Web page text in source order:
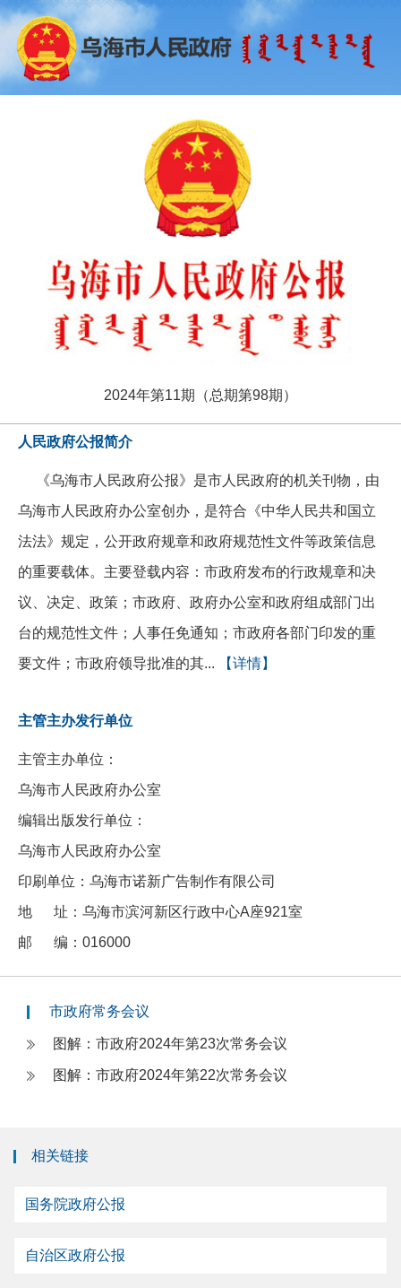
2024年第11期（总期第98期）
人民政府公报简介
《乌海市人民政府公报》是市人民政府的机关刊物，由
乌海市人民政府办公室创办，是符合《中华人民共和国立
法法》规定，公开政府规章和政府规范性文件等政策信息
的重要载体。主要登载内容：市政府发布的行政规章和决
议、决定、政策；市政府、政府办公室和政府组成部门出
台的规范性文件；人事任免通知；市政府各部门印发的重
要文件；市政府领导批准的其...
【详情】
主管主办发行单位
主管主办单位：
乌海市人民政府办公室
编辑出版发行单位：
乌海市人民政府办公室
印刷单位：乌海市诺新广告制作有限公司
地 址：乌海市滨河新区行政中心A座921室
邮 编：016000
市政府常务会议
图解：市政府2024年第23次常务会议
图解：市政府2024年第22次常务会议
相关链接
国务院政府公报
自治区政府公报